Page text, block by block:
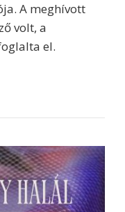
A meghívott
volt, a
el.